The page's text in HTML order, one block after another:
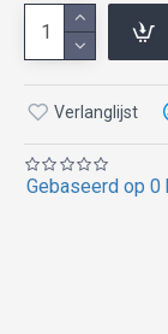
Gebaseerd op 0
Verlanglijst